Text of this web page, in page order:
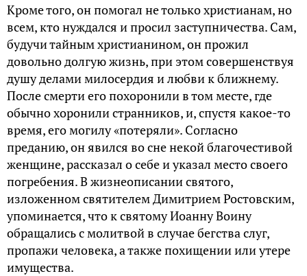
Кроме того, он помогал не только христианам, но
всем, кто нуждался и просил заступничества. Сам,
будучи тайным христианином, он прожил
довольно долгую жизнь, при этом совершенствуя
душу делами милосердия и любви к ближнему.
После смерти его похоронили в том месте, где
обычно хоронили странников, и, спустя какое-то
время, его могилу «потеряли». Согласно
преданию, он явился во сне некой благочестивой
женщине, рассказал о себе и указал место своего
погребения. В жизнеописании святого,
изложенном святителем Димитрием Ростовским,
упоминается, что к святому Иоанну Воину
обращались с молитвой в случае бегства слуг,
пропажи человека, а также похищении или утере
имущества.